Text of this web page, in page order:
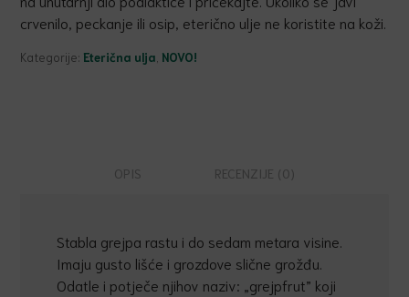
crvenilo, peckanje ili osip, eterično ulje ne koristite na koži.
Kategorije: Eterična ulja NOVO!
OPIS RECENZIJE (0)
Stabla grejpa rastu i do sedam metara visine.
Imaju gusto lišće i grozdove slične grožđu.
Odatle i potječe njihov naziv: „grejpfrut” koji